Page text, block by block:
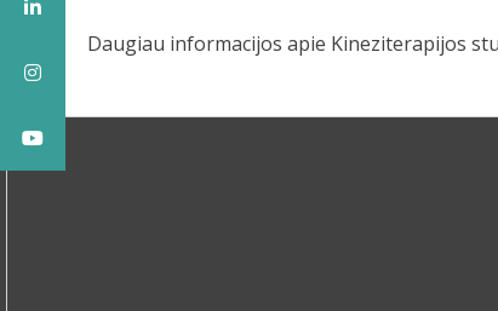
Daugiau informacijos apie Kineziterapijos